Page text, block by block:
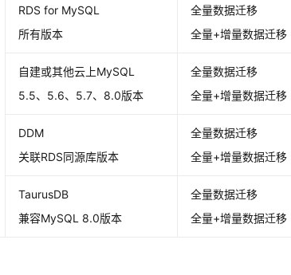
RDS for MySQL
所有版本
全量数据迁移
全量+增量数据迁移
自建或其他云上MySQL
5.5、5.6、5.7、8.0版本
全量数据迁移
全量+增量数据迁移
DDM
关联RDS同源库版本
全量数据迁移
全量+增量数据迁移
TaurusDB
兼容MySQL 8.0版本
全量数据迁移
全量+增量数据迁移